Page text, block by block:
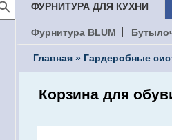
ФУРНИТУРА ДЛЯ КУХНИ
Фурнитура BLUM
Главная » Гардеробные
Корзина для